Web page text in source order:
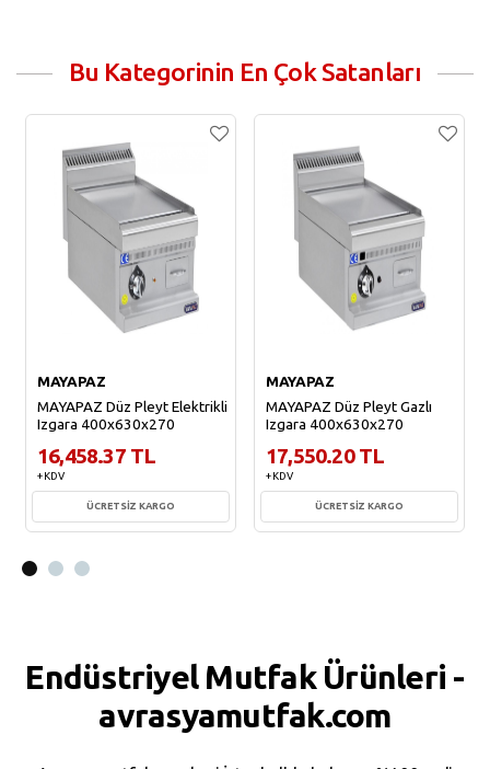
Bu Kategorinin En Çok Satanları
MAYAPAZ
MAYAPAZ Düz Pleyt Elektrikli
Izgara 400x630x270
16,458.37 TL
+ KDV
ÜCRETSİZ KARGO
MAYAPAZ
MAYAPAZ Düz Pleyt Gazlı
Izgara 400x630x270
17,550.20 TL
+ KDV
ÜCRETSİZ KARGO
Endüstriyel Mutfak Ürünleri -
avrasyamutfak.com